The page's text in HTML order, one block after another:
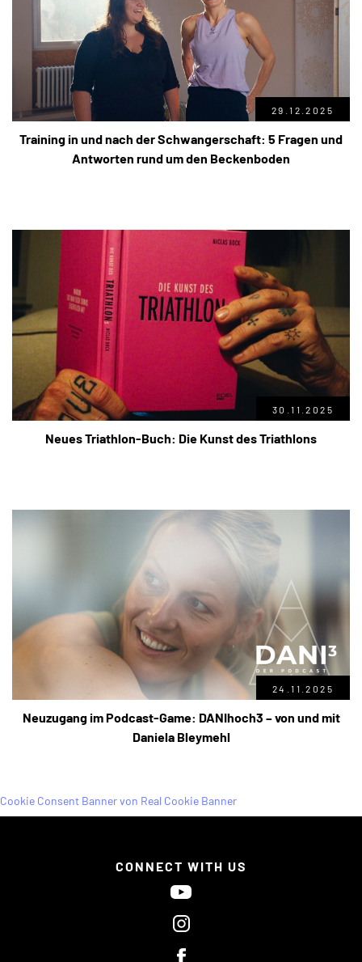
29.12.2025
Training in und nach der Schwangerschaft: 5 Fragen und
Antworten rund um den Beckenboden
30.11.2025
Neues Triathlon-Buch: Die Kunst des Triathlons
24.11.2025
Neuzugang im Podcast-Game: DANIhoch3 – von und mit
Daniela Bleymehl
CONNECT WITH US
Cookie Consent Banner von Real Cookie Banner